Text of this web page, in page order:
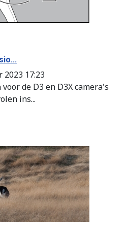
2023 17:23
de D3 en D3X camera's
ins...